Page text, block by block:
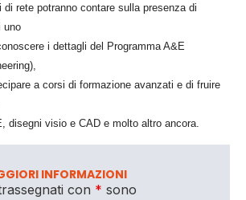
rete potranno contare sulla presenza di
uno
i dettagli del Programma A&E
a corsi di formazione avanzati e di fruire
disegni visio e CAD e molto altro ancora.
INFORMAZIONI
con * sono